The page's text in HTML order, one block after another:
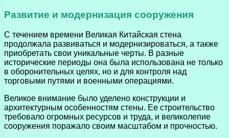
Развитие и модернизация сооружения
С течением времени Великая Китайская стена
продолжала развиваться и модернизироваться, а также
приобретать свои уникальные черты. В разные
исторические периоды она была использована не только
в оборонительных целях, но и для контроля над
торговыми путями и военными операциями.
Великое внимание было уделено конструкции и
архитектурным особенностям стены. Ее строительство
требовало огромных ресурсов и труда, и великолепие
сооружения поражало своим масштабом и прочностью.